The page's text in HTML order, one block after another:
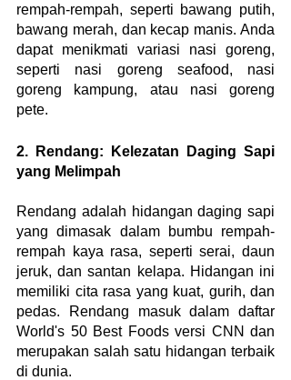
rempah-rempah, seperti bawang putih,
bawang merah, dan kecap manis. Anda
dapat menikmati variasi nasi goreng,
seperti nasi goreng seafood, nasi
goreng kampung, atau nasi goreng
pete.
2. Rendang: Kelezatan Daging Sapi
yang Melimpah
Rendang adalah hidangan daging sapi
yang dimasak dalam bumbu rempah-
rempah kaya rasa, seperti serai, daun
jeruk, dan santan kelapa. Hidangan ini
memiliki cita rasa yang kuat, gurih, dan
pedas. Rendang masuk dalam daftar
World's 50 Best Foods versi CNN dan
merupakan salah satu hidangan terbaik
di dunia.